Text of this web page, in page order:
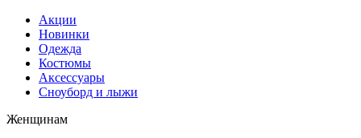
Акции
Новинки
Одежда
Костюмы
Аксессуары
Сноуборд и лыжи
Женщинам